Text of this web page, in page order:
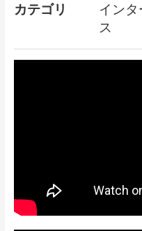
カテゴリ
イン
ス